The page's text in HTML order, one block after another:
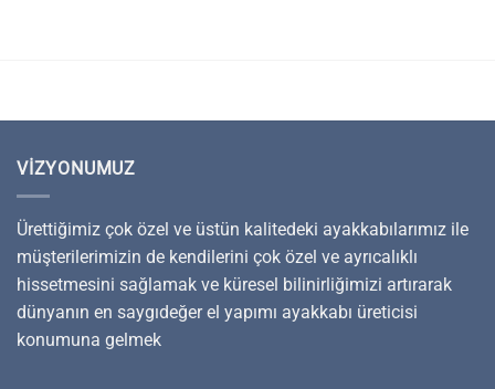
VIZYONUMUZ
Ürettiğimiz çok özel ve üstün kalitedeki ayakkabılarımız ile
müşterilerimizin de kendilerini çok özel ve ayrıcalıklı
hissetmesini sağlamak ve küresel bilinirliğimizi artırarak
dünyanın en saygıdeğer el yapımı ayakkabı üreticisi
konumuna gelmek